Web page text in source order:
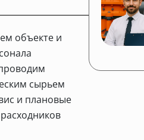
объекте и
сырьем
и плановые